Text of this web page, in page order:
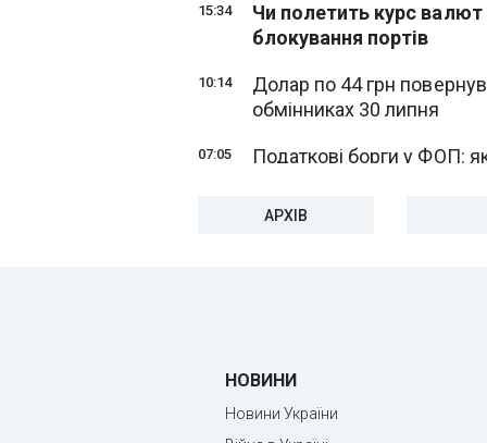
15:34
Чи полетить курс
блокування портів
10:14
Долар по 44 грн
обмінниках 30 липня
07:05 Податкові борги у ФОП:
29 липняАРХІВ
НОВИНИ
Новини України